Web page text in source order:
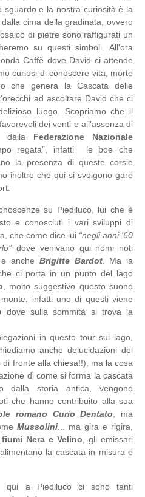
sguardo e la nostra curiosità è la
cima della gradinata, ovvero
di pietre sono raffigurati un
su questi simboli. All'ora
Caffè dove David ci attende
curiosi di conoscere vita, morte
che genera la Cascata delle
ad ascoltare David che ci
luogo. Scopriamo che il
dei venti e all'assenza di
dalla Federazione Nazionale
regata”, infatti le boe che
la presenza di queste corsie
inoltre che qui si svolgono gare
su Piediluco, lui che è
e conosciuti i vari sviluppi di
che come dice lui “negli anni '60
dove venivano qui nomi noti
e anche Brigitte Bardot. Ma la
ci porta in un punto del lago
, molto suggestivo questo suono
infatti uno di questi viene
dove sulla sommità si trova la
in questo tour sul lago,
anche delucidazioni del
fronte alla chiesa!!), ma la cosa
di come si forma la cascata
dalla storia antica, vengono
che hanno contribuito alla sua
romano Curio Dentato , ma
Mussolini ... ma gira e rigira,
Nera e Velino , gli emissari
la cascata in misura e
qui a Piediluco ci sono tanti